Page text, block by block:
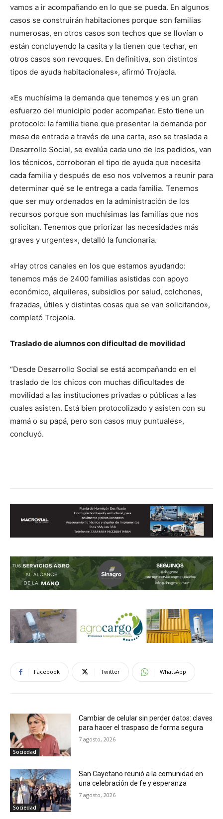
vamos a ir acompañando en lo que se pueda. En algunos
casos se construirán habitaciones porque son familias
numerosas, en otros casos son techos que se llovían o
están concluyendo la casita y la tienen que techar, en
otros casos son revoques. En definitiva, son distintos
tipos de ayuda habitacionales», afirmó Trojaola.
«Es muchísima la demanda que tenemos y es un gran
esfuerzo del municipio poder acompañar. Esto tiene un
protocolo: la familia tiene que presentar la demanda por
mesa de entrada a través de una carta, eso se traslada a
Desarrollo Social, se evalúa cada uno de los pedidos, van
los técnicos, corroboran el tipo de ayuda que necesita
cada familia y después de eso nos volvemos a reunir para
determinar qué se le entrega a cada familia. Tenemos
que ser muy ordenados en la administración de los
recursos porque son muchísimas las familias que nos
solicitan. Tenemos que priorizar las necesidades más
graves y urgentes», detalló la funcionaria.
«Hay otros canales en los que estamos ayudando:
tenemos más de 2400 familias asistidas con apoyo
económico, alquileres, subsidios por salud, colchones,
frazadas, útiles y distintas cosas que se van solicitando»,
completó Trojaola.
Traslado de alumnos con dificultad de movilidad
“Desde Desarrollo Social se está acompañando en el
traslado de los chicos con muchas dificultades de
movilidad a las instituciones privadas o públicas a las
cuales asisten. Está bien protocolizado y asisten con su
mamá o su papá, pero son casos muy puntuales»,
concluyó.
Facebook Twitter WhatsApp
Sociedad
Cambiar de celular sin perder datos: claves
para hacer el traspaso de forma segura
7 agosto, 2026
Sociedad
San Cayetano reunió a la comunidad en
una celebración de fe y esperanza
7 agosto, 2026